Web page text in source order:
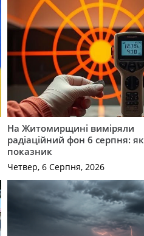
На Житомирщині виміряли
радіаційний фон 6 серпня:
показник
Четвер, 6 Серпня, 2026